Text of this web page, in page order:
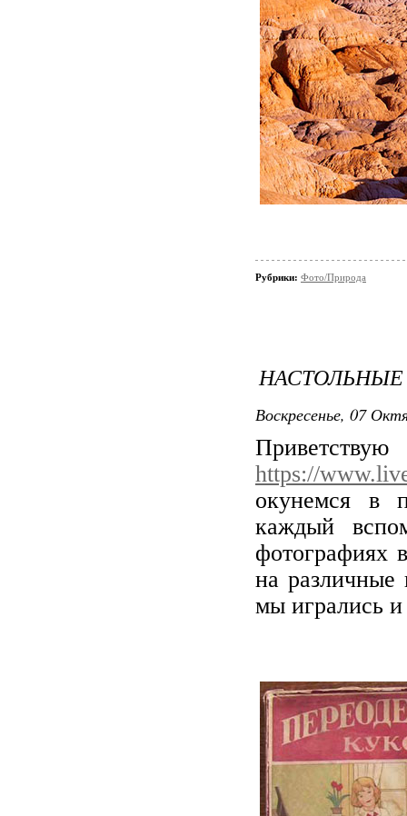
Рубрики: Фото/Природа
Воскресенье, 07
https://
окунемся в
каждый
фотографиях
на различные
мы игрались